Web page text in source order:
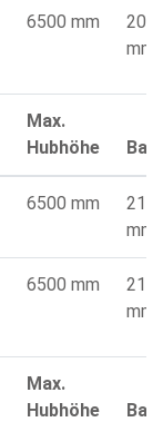
6500 mm
mm
Max.
Hubhöhe
6500 mm
mm
6500 mm
mm
Max.
Hubhöhe